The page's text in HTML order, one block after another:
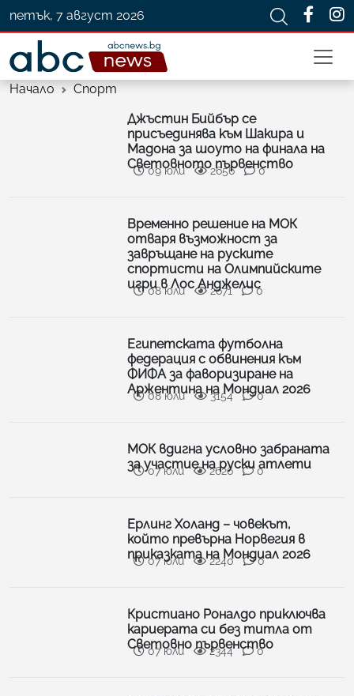
петък, 7 август 2026
Начало
Спорт
Джъстин Бийбър се
присъединява към Шакира и
Мадона за шоуто на финала на
Световното първенство
09 юли 2656 0
Временно решение на МОК
отваря възможност за
завръщане на руските
спортисти на Олимпийските
игри в Лос Анджелис
08 юли 2671 0
Египетската футболна
федерация с обвинения към
ФИФА за фаворизиране на
Аржентина на Мондиал 2026
08 юли 3154 0
МОК вдигна условно забраната
за участие на руски атлети
07 юли 2626 0
Ерлинг Холанд – човекът,
който превърна Норвегия в
приказката на Мондиал 2026
07 юли 2240 0
Кристиано Роналдо приключва
кариерата си без титла от
Световно първенство
07 юли 2344 0